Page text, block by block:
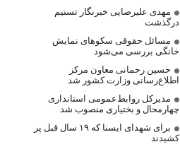
مهدی علیرضایی خبرنگار تسنیم
درگذشت
مسائل حقوقی سکوهای نمایش
خانگی بررسی می‌شود
حسین رحمانی معاون مرکز
اطلاع‌رسانی وزارت کشور شد
مدیرکل روابط‌عمومی استانداری
چهارمحال و بختیاری منصوب شد
برای شهدای ایسنا که ۱۹ سال قبل پر
کشیدند